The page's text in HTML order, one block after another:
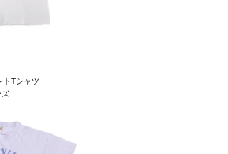
トTシャツ
ズ